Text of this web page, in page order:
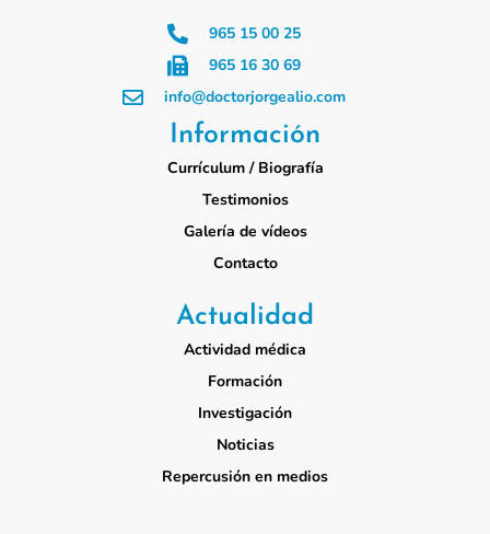
965 15 00 25
965 16 30 69
info@doctorjorgealio.com
Información
Currículum / Biografía
Testimonios
Galería de vídeos
Contacto
Actualidad
Actividad médica
Formación
Investigación
Noticias
Repercusión en medios